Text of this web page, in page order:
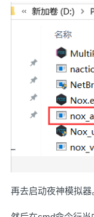
再去启动夜神模拟器